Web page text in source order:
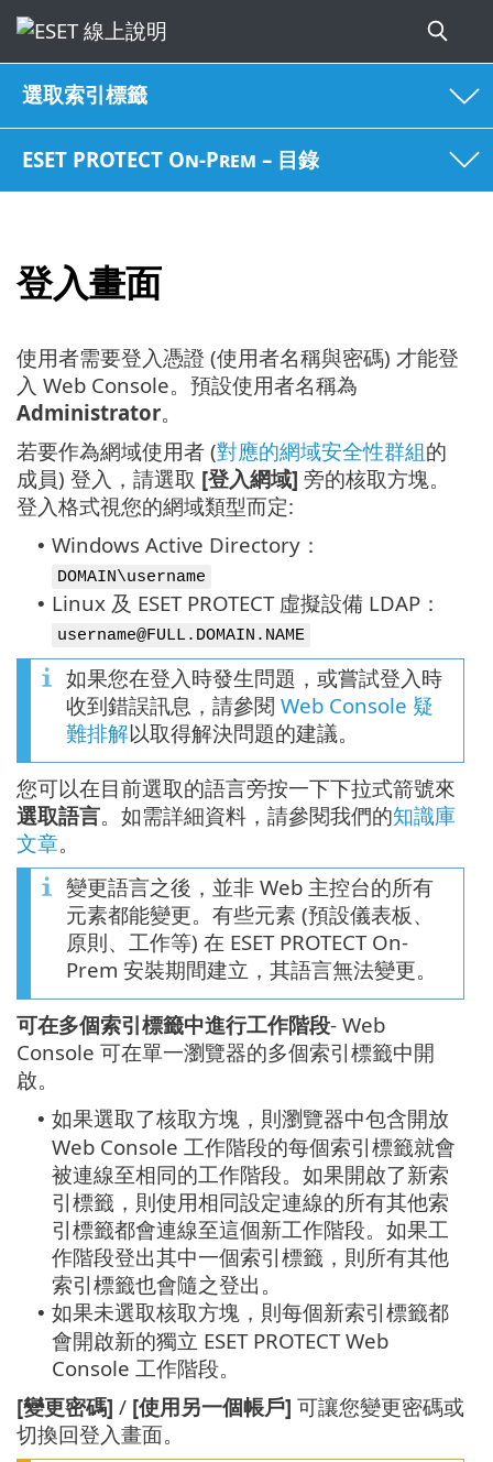
選取索引標籤
ESET PROTECT On-Prem – 目錄
登入畫面
使用者需要登入憑證 (使用者名稱與密碼) 才能登
入 Web Console。預設使用者名稱為
Administrator。
若要作為網域使用者 (對應的網域安全性群組的
成員) 登入，請選取 [登入網域] 旁的核取方塊。
登入格式視您的網域類型而定:
• Windows Active Directory：
DOMAIN\username
• Linux 及 ESET PROTECT 虛擬設備 LDAP：
username@FULL.DOMAIN.NAME
如果您在登入時發生問題，或嘗試登入時
收到錯誤訊息，請參閱 Web Console 疑
難排解以取得解決問題的建議。
您可以在目前選取的語言旁按一下下拉式箭號來
選取語言。如需詳細資料，請參閱我們的知識庫
文章。
變更語言之後，並非 Web 主控台的所有
元素都能變更。有些元素 (預設儀表板、
原則、工作等) 在 ESET PROTECT On-
Prem 安裝期間建立，其語言無法變更。
可在多個索引標籤中進行工作階段- Web
Console 可在單一瀏覽器的多個索引標籤中開
啟。
• 如果選取了核取方塊，則瀏覽器中包含開放
Web Console 工作階段的每個索引標籤就會
被連線至相同的工作階段。如果開啟了新索
引標籤，則使用相同設定連線的所有其他索
引標籤都會連線至這個新工作階段。如果工
作階段登出其中一個索引標籤，則所有其他
索引標籤也會隨之登出。
• 如果未選取核取方塊，則每個新索引標籤都
會開啟新的獨立 ESET PROTECT Web
Console 工作階段。
[變更密碼] / [使用另一個帳戶] 可讓您變更密碼或
切換回登入畫面。